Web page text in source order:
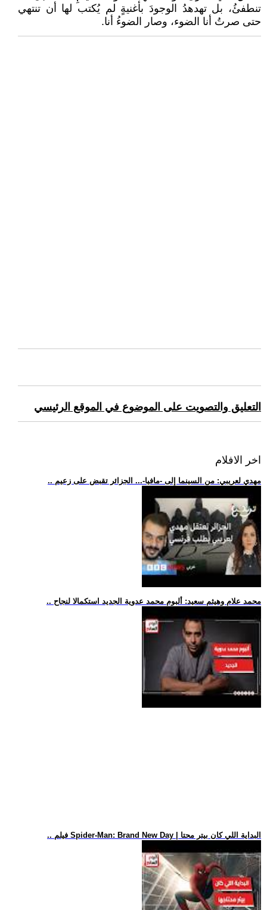
تنطفئُ، بل تهدهدُ الوجودَ بأغنيةٍ لم يُكتب لها أن تنتهي
حتى صرتُ أنا الضوء، وصار الضوءُ أنا.
التعليق والتصويت على الموضوع في الموقع الرئيسي
اخر الافلام
.. مهدي لعريبي: من السينما إلى -مافيا-... الجزائر تقبض على زعيم
.. محمد علام وهيثم سعيد: ألبوم محمد عدوية الجديد استكمالا لنجاح
.. فيلم Spider-Man: Brand New Day | البداية اللي كان بيتر محتا